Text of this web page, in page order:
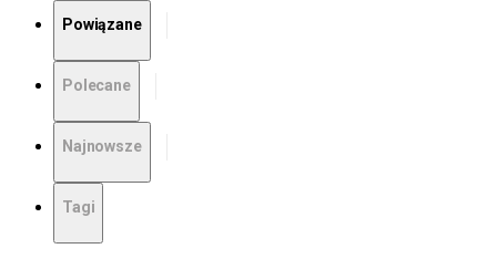
Powiązane
Polecane
Najnowsze
Tagi